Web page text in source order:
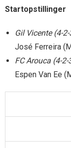
Startopstillinger
Gil Vicente (4-
José Ferreira
FC Arouca (4-
Espen Van Ee